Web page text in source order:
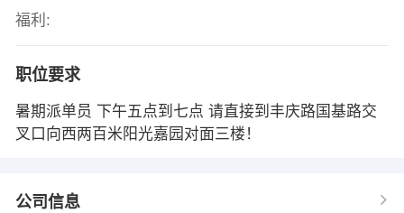
福利:
职位要求
暑期派单员 下午五点到七点 请直接到丰庆路国基路交
叉口向西两百米阳光嘉园对面三楼！
公司信息